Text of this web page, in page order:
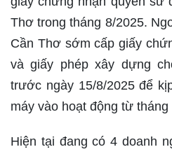
Thơ trong tháng 8/2025.
Cần Thơ sớm cấp giấy
và giấy phép xây dựng
trước ngày 15/8/2025 để
máy vào hoạt động từ tháng
Hiện tại đang có 4 doanh